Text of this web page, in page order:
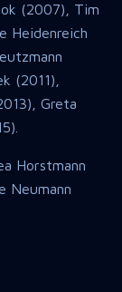
(2007), Tim
Heidenreich
(2011),
Greta
Horstmann
Neumann